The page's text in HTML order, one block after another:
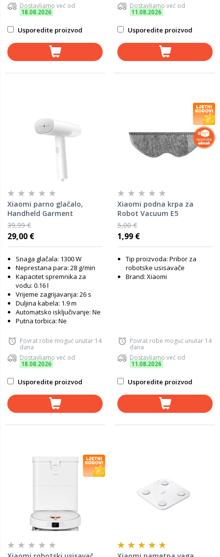
Dostavljamo već od
18.08.2026
Usporedite proizvod
Dostavljamo već od
11.08.2026
Usporedite proizvod
Xiaomi parno glačalo,
Handheld Garment
39,99 €
29,00 €
Snaga glačala: 1300 W
Neprestana para: 28 g/min
Kapacitet spremnika za
vodu: 0.16 l
Vrijeme zagrijavanja: 26 s
Duljina kabela: 1.9 m
Automatsko isključivanje: Ne
Putna torbica: Ne
Povrat robe moguć unutar 14
dana
Dostavljamo već od
18.08.2026
Usporedite proizvod
Xiaomi podna krpa za
Robot Vacuum E5
5,00 €
1,99 €
Tip proizvoda: Pribor za
robotske usisavače
Brand: Xiaomi
Povrat robe moguć unutar 14
dana
Dostavljamo već od
11.08.2026
Usporedite proizvod